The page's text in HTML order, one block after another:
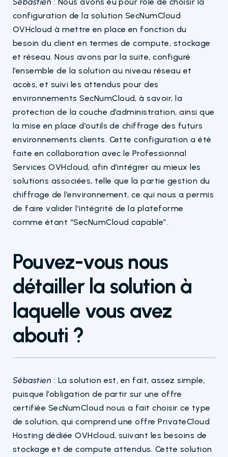
configuration de la solution SecNumCloud
OVHcloud à mettre en place en fonction du
besoin du client en termes decompute, stockage
et réseau. Nous avons par la suite, configuré
l’ensemble de la solution au niveau réseau et
accès, et suivi les attendus pour des
environnementsSecNumCloud, à savoir, la
protection de la couche d’administration, ainsi que
la mise en place d’outils de chiffrage des futurs
environnements clients. Cette configuration a été
faite en collaboration avec le Professionnal
Services OVHcloud, afin d’intégrer au mieux les
solutions associées, telle que la partie gestion du
chiffrage de l’environnement, ce qui nous a permis
de faire valider l’intégrité de la plateforme
comme étant “SecNumCloud capable”.
Pouvez-vous nous
détailler la solution à
laquelle vous avez
abouti ?
Sébastien : La solution est, en fait, assez simple,
puisque l’obligation de partir sur une offre
certifiée SecNumCloud nous a fait choisir ce type
de solution, qui comprend une offrePrivateCloud
Hosting dédiée OVHcloud, suivant les besoins de
stockage et decompute attendus. Cette solution